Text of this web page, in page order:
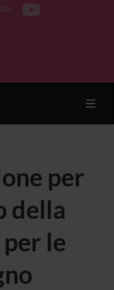
per
della
le